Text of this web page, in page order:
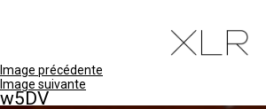
Image précédente
Image suivante
w5DV